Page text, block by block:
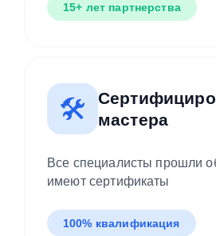
15+ лет партнерства
🛠️
мастера
Все специалисты прошли
имеют сертификаты
100% квалификация